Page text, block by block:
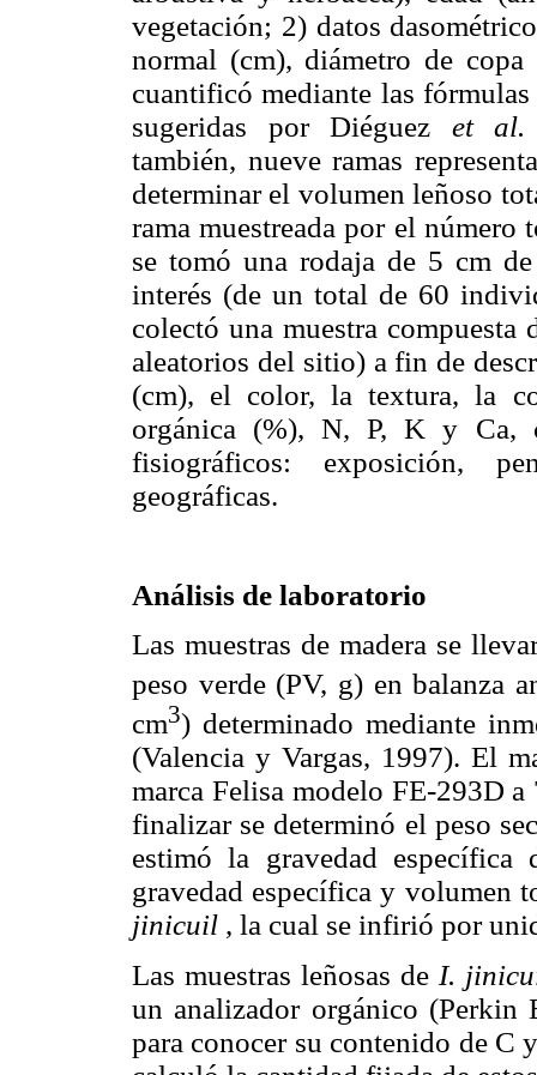
vegetación; 2) datos
normal (cm), diámetro de
cuantificó mediante las
sugeridas por Diéguez et al.
también, nueve ramas
determinar el volumen leñoso
rama muestreada por el número
se tomó una rodaja de 5 cm
interés (de un total de 60
colectó una muestra
aleatorios del sitio) a fin de
(cm), el color, la textura, la
orgánica (%), N, P, K y Ca,
fisiográficos: exposición,
geográficas.
Análisis de laboratorio
Las muestras de madera se
peso verde (PV, g) en balanza
cm3) determinado mediante
(Valencia y Vargas, 1997). El
marca Felisa modelo FE-293D a
finalizar se determinó el peso
estimó la gravedad
gravedad específica y volumen
jinicuil , la cual se infirió por
Las muestras leñosas de I.
un analizador orgánico (Perkin
para conocer su contenido de C